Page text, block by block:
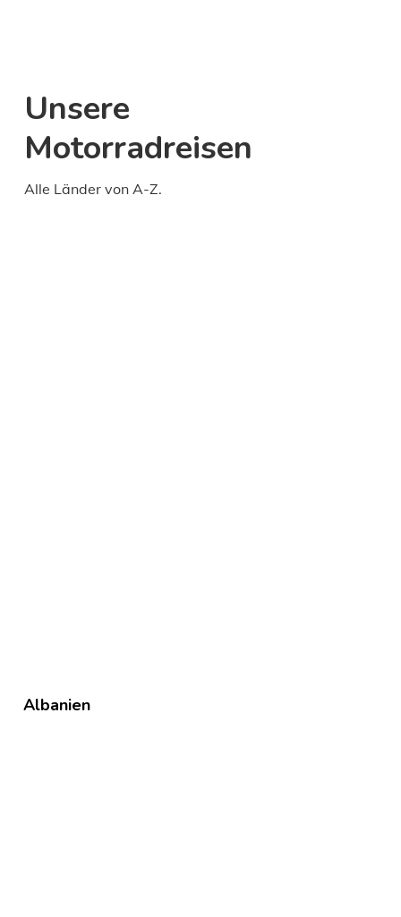
Unsere
Motorradreisen
Alle Länder von A-Z.
Albanien